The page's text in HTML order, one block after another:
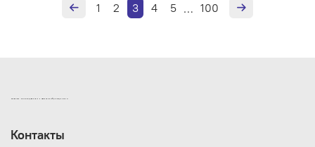
1 2 3 4 5 … 100
Контакты